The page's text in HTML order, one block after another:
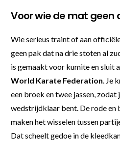
Voor wie de mat geen
Wie serieus traint of aan
geen pak dat na drie stoten al
is gemaakt voor kumite en sluit
World Karate Federation. Je
een broek en twee jassen,
wedstrijdklaar bent. De rode en
maken het wisselen tussen
Dat scheelt gedoe in de